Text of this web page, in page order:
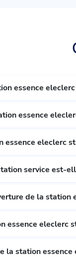
essence
essence
essence eleclerc
La station essence eleclerc station
de la station
essence eleclerc
la station essence